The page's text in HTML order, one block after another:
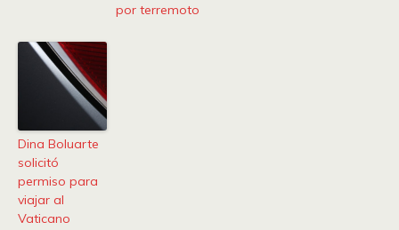
por terremoto
Dina Boluarte
solicitó
permiso para
viajar al
Vaticano